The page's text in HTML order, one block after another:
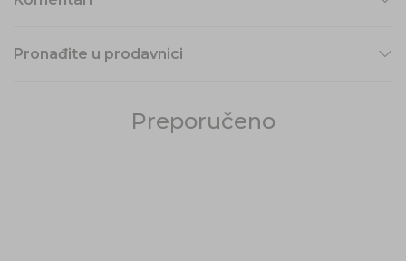
Pronađite u prodavnici
Preporučeno